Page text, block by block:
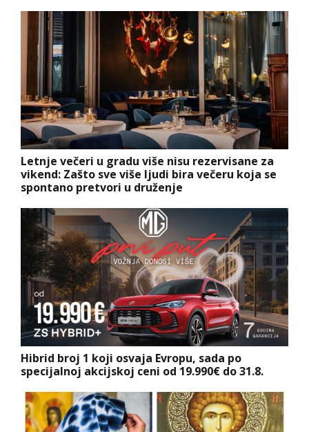
Letnje večeri u gradu više nisu rezervisane za
vikend: Zašto sve više ljudi bira večeru koja se
spontano pretvori u druženje
Hibrid broj 1 koji osvaja Evropu, sada po
specijalnoj akcijskoj ceni od 19.990€ do 31.8.